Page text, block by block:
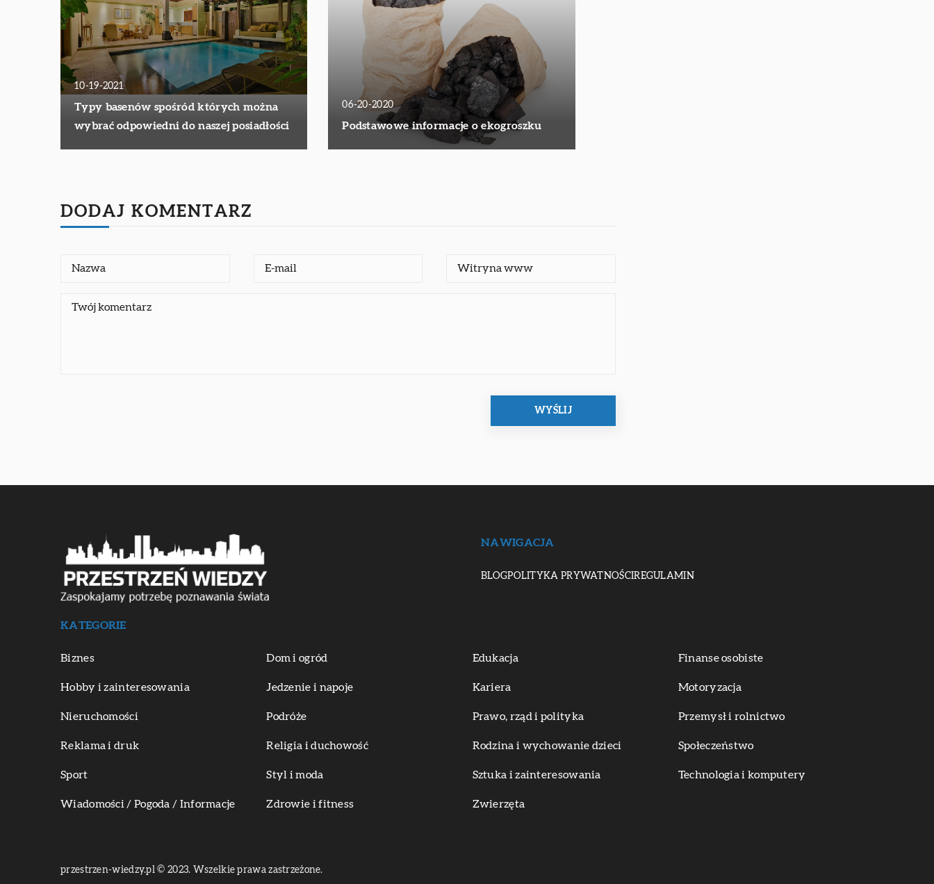
10-19-2021
Typy basenów spośród których można
wybrać odpowiedni do naszej posiadłości
06-20-2020
Podstawowe informacje o ekogroszku
DODAJ KOMENTARZ
NAWIGACJA
BLOGPOLITYKA PRYWATNOŚCIREGULAMIN
KATEGORIE
Biznes Dom i ogród Edukacja Finanse osobiste
Hobby i zainteresowania Jedzenie i napoje Kariera Motoryzacja
Nieruchomości Podróże Prawo, rząd i polityka Przemysł i rolnictwo
Reklama i druk Religia i duchowość Rodzina i wychowanie dzieci Społeczeństwo
Sport Styl i moda Sztuka i zainteresowania Technologia i komputery
Wiadomości / Pogoda / Informacje Zdrowie i fitness Zwierzęta
przestrzen-wiedzy.pl © 2023. Wszelkie prawa zastrzeżone.